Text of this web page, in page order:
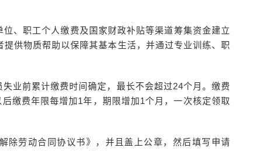
、职工个人缴费及国家财政补贴等渠道筹集资金建立
供物质帮助以保障其基本生活，并通过专业训练、职
业前累计缴费时间确定，最长不会超过24个月。缴费
缴费年限每增加1年，期限增加1个月，一次核定领取
除劳动合同协议书》，并且盖上公章，然后填写申请